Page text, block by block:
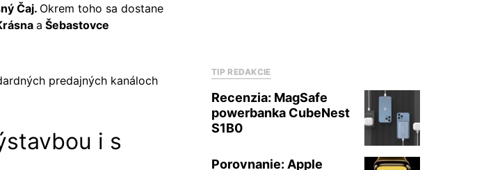
Čaj. Okrem toho sa dostane
a Šebastovce
predajných kanáloch
i s
TIP REDAKCIE
Recenzia: MagSafe
powerbanka CubeNest
S1B0
Porovnanie: Apple